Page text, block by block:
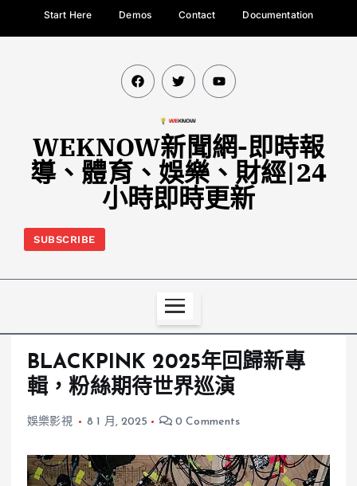
Start Here Demos Contact Documentation
WEKNOW新聞網-即時報
導、體育、娛樂、財經|24
小時即時更新
SUBSCRIBE
BLACKPINK 2025年回歸新專
輯，粉絲期待世界巡演
娛樂影視 8 1 月, 2025 0 Comments